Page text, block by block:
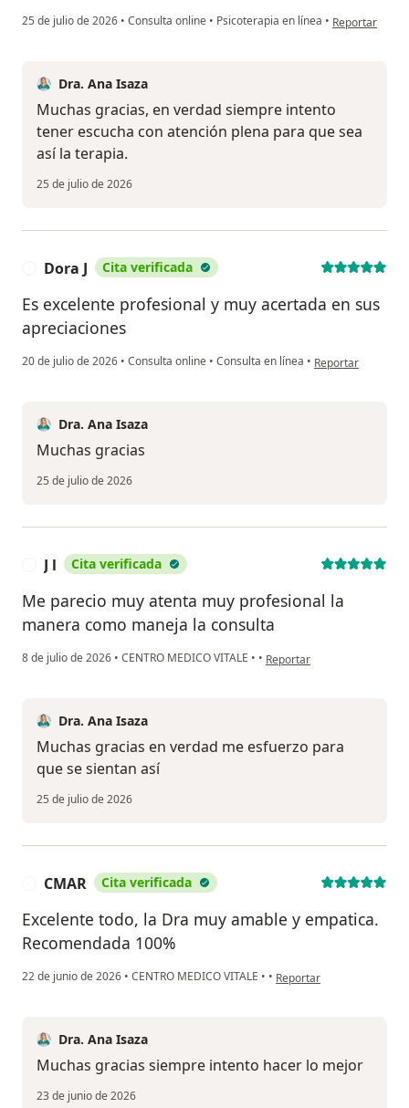
25 de julio de 2026 • Consulta online • Psicoterapia en línea • en opinión del
Reportar
Dra. Ana Isaza
Muchas gracias, en verdad siempre intento
tener escucha con atención plena para que sea
así la terapia.
25 de julio de 2026
Dora J Cita verificada
Es excelente profesional y muy acertada en sus
apreciaciones
20 de julio de 2026 • Consulta online • Consulta en línea • en opinión del
Reportar
Dra. Ana Isaza
Muchas gracias
25 de julio de 2026
J l Cita verificada
Me parecio muy atenta muy profesional la
manera como maneja la consulta
8 de julio de 2026 • CENTRO MEDICO VITALE • • en opinión del usuario J l
Reportar
Dra. Ana Isaza
Muchas gracias en verdad me esfuerzo para
que se sientan así
25 de julio de 2026
CMAR Cita verificada
Excelente todo, la Dra muy amable y empatica.
Recomendada 100%
22 de junio de 2026 • CENTRO MEDICO VITALE • • en opinión del usuario
Reportar
Dra. Ana Isaza
Muchas gracias siempre intento hacer lo mejor
23 de junio de 2026